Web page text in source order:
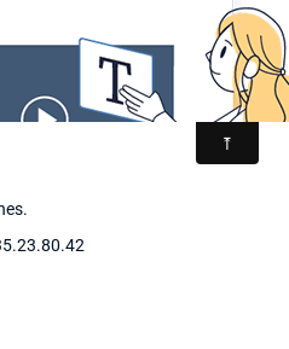
Glycines (face à l'école) pour vous
Une bonne idée cadeaux !!
boîte hermétique pour ramener vos